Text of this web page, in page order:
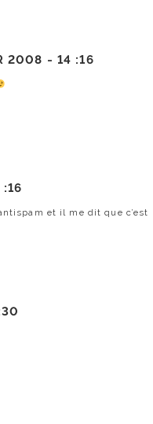
2008 - 14 :16
:16
et il me dit que c’est